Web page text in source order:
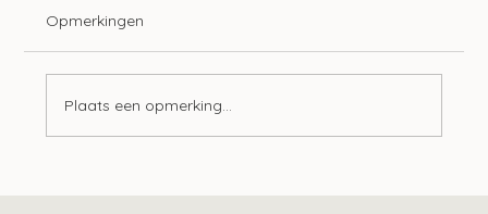
Opmerkingen
Plaats een opmerking...